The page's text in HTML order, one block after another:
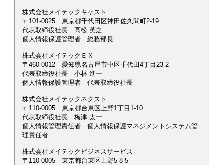
株式会社メイテックキャスト
〒101-0025 東京都千代田区神田佐久間町2-19
代表取締役社長 高松 英之
個人情報保護管理者 総務部長
株式会社メイテックＥＸ
〒460-0012 愛知県名古屋市中区千代田4丁目23-2
代表取締役社長 小林 進一
個人情報保護管理者 代表取締役社長
株式会社メイテックネクスト
〒110-0005 東京都台東区上野1丁目1-10
代表取締役社長 梅津 太一
個人情報管理責任者 個人情報保護マネジメントシステム管
理責任者
株式会社メイテックビジネスサービス
〒110-0005 東京都台東区上野5-8-5